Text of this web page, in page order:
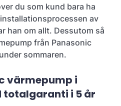
du som kund bara ha
av
han om allt. Dessutom så
från Panasonic
sommaren.
värmepump i
totalgaranti i 5 år